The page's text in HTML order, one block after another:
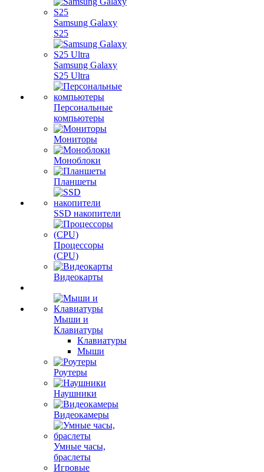
Samsung Galaxy
S25
Samsung Galaxy
S25 Ultra
Персональные
компьютеры
Мониторы
Моноблоки
Планшеты
SSD накопители
Процессоры
(CPU)
Видеокарты
Мыши и
Клавиатуры
Клавиатуры
Мыши
Роутеры
Наушники
Видеокамеры
Умные часы,
браслеты
Игровые